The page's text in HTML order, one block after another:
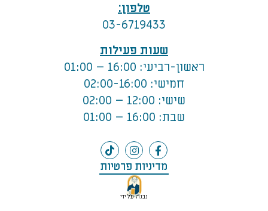
טלפון:
03-6719433
שעות פעילות
ראשון-רביעי: 16:00 – 01:00
חמישי: 02:00-16:00
שישי: 12:00 – 02:00
שבת: 16:00 – 01:00
מדיניות פרטיות
נבנה על ידי